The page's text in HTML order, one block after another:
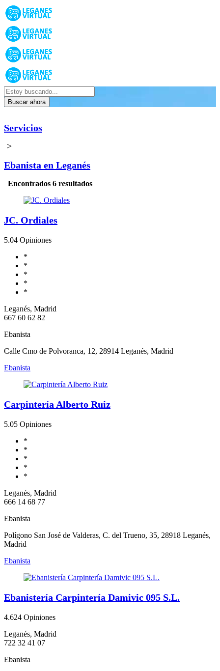
Buscar ahora
Servicios
>
Ebanista en Leganés
Encontrados 6 resultados
JC. Ordiales
5.04 Opiniones
*
*
*
*
*
Leganés, Madrid
667 60 62 82
Ebanista
Calle Cmo de Polvoranca, 12, 28914 Leganés, Madrid
Ebanista
Carpintería Alberto Ruiz
5.05 Opiniones
*
*
*
*
*
Leganés, Madrid
666 14 68 77
Ebanista
Polígono San José de Valderas, C. del Trueno, 35, 28918 Leganés,
Madrid
Ebanista
Ebanistería Carpintería Damivic 095 S.L.
4.624 Opiniones
Leganés, Madrid
722 32 41 07
Ebanista